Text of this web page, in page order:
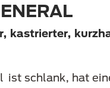
kastrierter,
ist schlank, hat